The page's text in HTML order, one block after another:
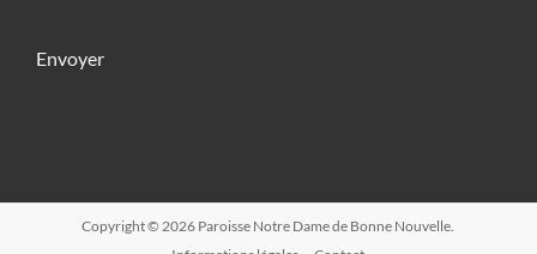
Copyright © 2026 Paroisse Notre Dame de Bonne Nouvelle.